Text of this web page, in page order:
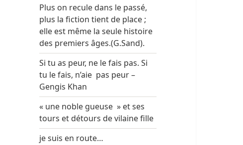
Plus on recule dans le passé,
plus la fiction tient de place ;
elle est même la seule histoire
des premiers âges.(G.Sand).
Si tu as peur, ne le fais pas. Si
tu le fais, n’aie pas peur –
Gengis Khan
« une noble gueuse » et ses
tours et détours de vilaine fille
je suis en route…